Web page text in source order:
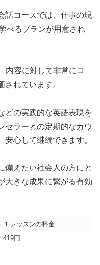
話コースでは、仕事の現
べるプランが用意され
内容に対して非常にコ
されています。
どの実践的な英語表現を
セラーとの定期的なカウ
安心して継続できます。
備えたい社会人の方にと
大きな成果に繋がる有効
１レッスンの料金
419円